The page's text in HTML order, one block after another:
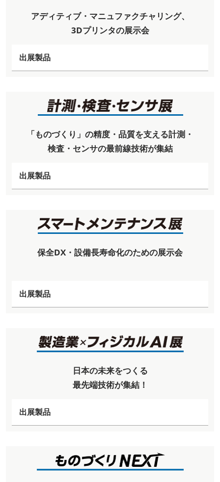
アディティブ・マニュファクチャリング、
3Dプリンタの展示会
出展製品
「ものづくり」の精度・品質を支える計測・
検査・センサの最前線技術が集結
出展製品
保全DX・設備長寿命化のための展示会
出展製品
日本の未来をつくる
最先端技術が集結！
出展製品